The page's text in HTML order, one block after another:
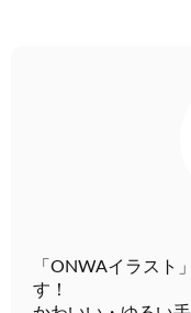
「ONWAイラスト
す！